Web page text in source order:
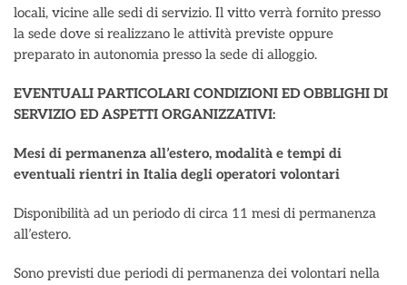
locali, vicine alle sedi di servizio. Il vitto verrà fornito presso
la sede dove si realizzano le attività previste oppure
preparato in autonomia presso la sede di alloggio.
EVENTUALI PARTICOLARI CONDIZIONI ED OBBLIGHI DI
SERVIZIO ED ASPETTI ORGANIZZATIVI:
Mesi di permanenza all’estero, modalità e tempi di
eventuali rientri in Italia degli operatori volontari
Disponibilità ad un periodo di circa 11 mesi di permanenza
all’estero.
Sono previsti due periodi di permanenza dei volontari nella